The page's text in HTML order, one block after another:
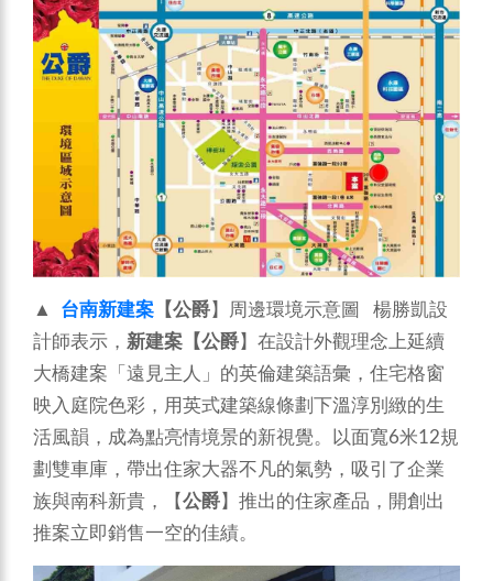
▲ 台南新建案 【公爵】周邊環境示意圖 楊勝凱設
計師表示， 新建案【公爵】在設計外觀理念上延續
大橋建案「遠見主人」的英倫建築語彙，住宅格窗
映入庭院色彩，用英式建築線條劃下溫淳別緻的生
活風韻，成為點亮情境景的新視覺。以面寬6米12規
劃雙車庫，帶出住家大器不凡的氣勢，吸引了企業
族與南科新貴，【公爵】推出的住家產品，開創出
推案立即銷售一空的佳績。